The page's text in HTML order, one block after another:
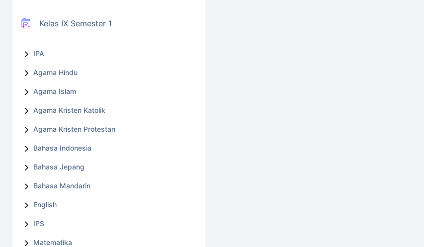
Kelas IX Semester 1
IPA
Agama Hindu
Agama Islam
Agama Kristen Katolik
Agama Kristen Protestan
Bahasa Indonesia
Bahasa Jepang
Bahasa Mandarin
English
IPS
Matematika